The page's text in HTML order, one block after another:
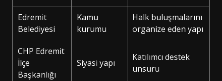
Edremit
Belediyesi
Kamu
kurumu
Halk buluşmalarını
organize eden yapı
CHP Edremit
İlçe
Başkanlığı
Siyasi yapı
Katılımcı destek
unsuru